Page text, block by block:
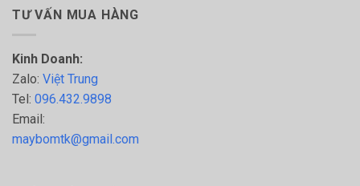
TƯ VẤN MUA HÀNG
Kinh Doanh:
Zalo: Việt Trung
Tel: 096.432.9898
Email:
maybomtk@gmail.com